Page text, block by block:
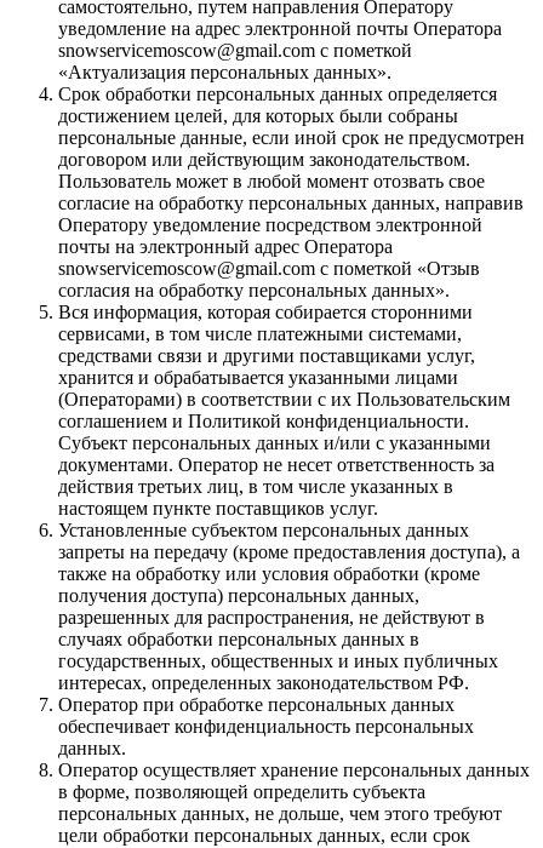
самостоятельно, путем направления Оператору
уведомление на адрес электронной почты Оператора
snowservicemoscow@gmail.com с пометкой
«Актуализация персональных данных».
Срок обработки персональных данных определяется
достижением целей, для которых были собраны
персональные данные, если иной срок не предусмотрен
договором или действующим законодательством.
Пользователь может в любой момент отозвать свое
согласие на обработку персональных данных, направив
Оператору уведомление посредством электронной
почты на электронный адрес Оператора
snowservicemoscow@gmail.com с пометкой «Отзыв
согласия на обработку персональных данных».
Вся информация, которая собирается сторонними
сервисами, в том числе платежными системами,
средствами связи и другими поставщиками услуг,
хранится и обрабатывается указанными лицами
(Операторами) в соответствии с их Пользовательским
соглашением и Политикой конфиденциальности.
Субъект персональных данных и/или с указанными
документами. Оператор не несет ответственность за
действия третьих лиц, в том числе указанных в
настоящем пункте поставщиков услуг.
Установленные субъектом персональных данных
запреты на передачу (кроме предоставления доступа), а
также на обработку или условия обработки (кроме
получения доступа) персональных данных,
разрешенных для распространения, не действуют в
случаях обработки персональных данных в
государственных, общественных и иных публичных
интересах, определенных законодательством РФ.
Оператор при обработке персональных данных
обеспечивает конфиденциальность персональных
данных.
Оператор осуществляет хранение персональных данных
в форме, позволяющей определить субъекта
персональных данных, не дольше, чем этого требуют
цели обработки персональных данных, если срок